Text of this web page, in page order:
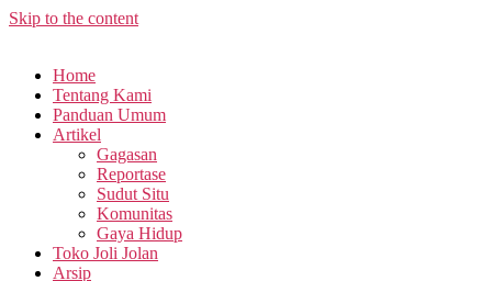
Skip to the content
Home
Tentang Kami
Panduan Umum
Artikel
Gagasan
Reportase
Sudut Situ
Komunitas
Gaya Hidup
Toko Joli Jolan
Arsip